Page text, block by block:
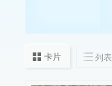
卡片 列表